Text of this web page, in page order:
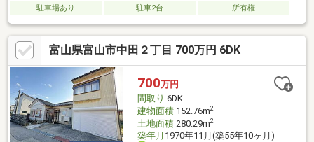
駐車場あり
駐車2台 所有権
富山県富山市中田２丁目 700万円 6DK
700万円
間取り 6DK
建物面積152.76m2
土地面積280.29m2
築年月 1970年11月(築55年10ヶ月)